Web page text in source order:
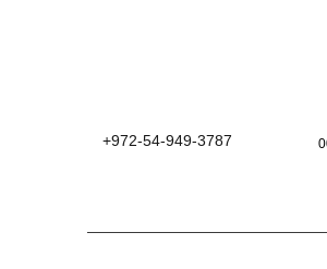
+972-54-949-3787